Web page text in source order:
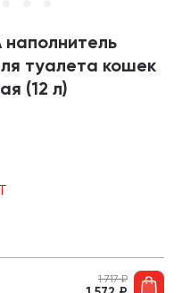
наполнитель
туалета кошек
(12 л)
1 717₽